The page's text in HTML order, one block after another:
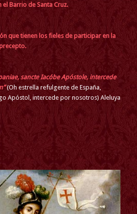
Barrio de Santa Cruz.
que tienen los fieles de participar en la
sancte Iacóbe Apóstole, intercede
”(Oh estrella refulgente de España,
Apóstol, intercede por nosotros) Aleluya